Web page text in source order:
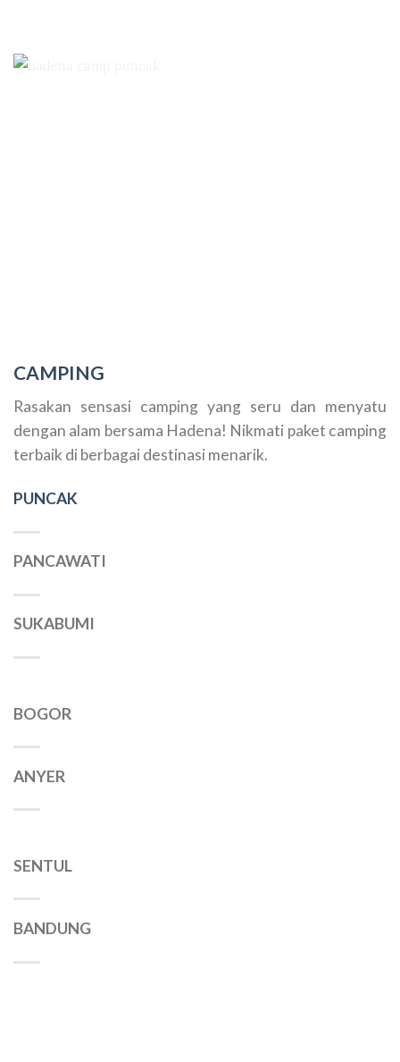
CAMPING
Rasakan sensasi camping yang seru dan menyatu
dengan alam bersama Hadena! Nikmati paket camping
terbaik di berbagai destinasi menarik.
PUNCAK
PANCAWATI
SUKABUMI
BOGOR
ANYER
SENTUL
BANDUNG